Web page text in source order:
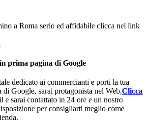
a Roma serio ed affidabile clicca nel link
prima pagina di Google
dedicato ai commercianti e porti la tua
Google, sarai protagonista nel Web,Clicca
e sarai contattato in 24 ore e un nostro
per consigliarti meglio come